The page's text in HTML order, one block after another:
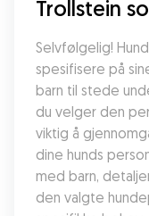
Trollstein
Selvfølgelig!
spesifisere på
barn til stede
du velger den
viktig å
dine hunds
med barn,
den valgte